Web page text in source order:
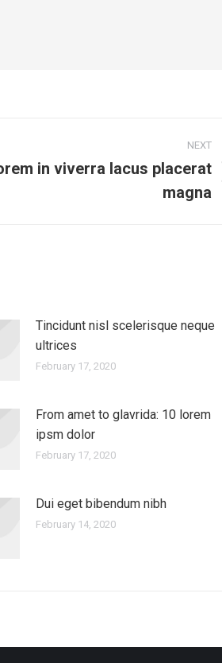
NEXT
in viverra lacus placerat
magna
Tincidunt nisl scelerisque neque
ultrices
February 17, 2020
From amet to glavrida: 10 lorem
ipsm dolor
February 17, 2020
Dui eget bibendum nibh
February 14, 2020